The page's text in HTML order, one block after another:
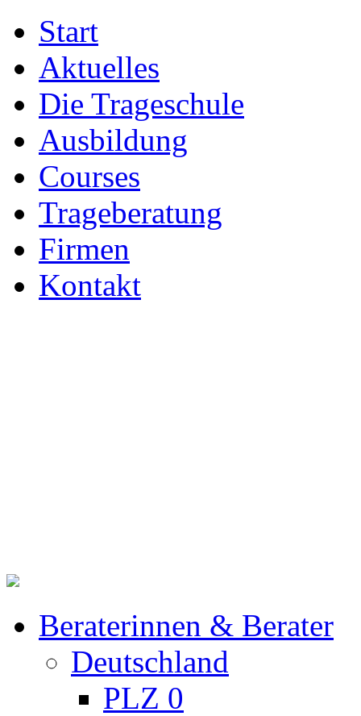
Start
Aktuelles
Die Trageschule
Ausbildung
Courses
Trageberatung
Firmen
Kontakt
Beraterinnen & Berater
Deutschland
PLZ 0